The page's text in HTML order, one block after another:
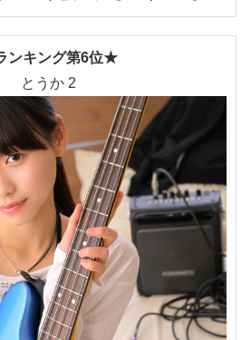
ンキング第6位★
とうか 2